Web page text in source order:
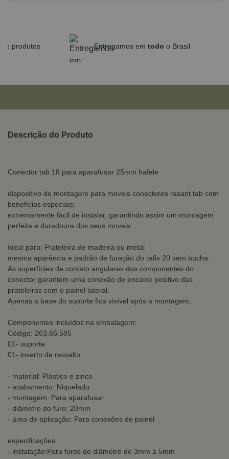
Parcele em até 10x sem juros no cartão
para compras acima de R$590,00
Descrição do Produto
Conector tab 18 para aparafusar 25mm hafele
dispositivo de montagem para moveis conectores rasant tab com
benefícios especiais;
extremamente fácil de instalar, garantindo assim um montagem
perfeita e duradoura dos seus moveis.
Ideal para: Prateleira de madeira ou metal
mesma aparência e padrão de furação do rafix 20 sem bucha.
As superfícies de contato angulares dos componentes do
conector garantem uma conexão de encaixe positivo das
prateleiras com o painel lateral.
Apenas a base do suporte fica visível após a montagem.
Componentes incluídos na embalagem:
Código: 263.66.585
01- suporte
01- inserto de ressalto
- material: Plástico e zinco
- acabamento: Niquelado
- montagem: Para aparafusar
- diâmetro do furo: 20mm
- área de aplicação: Para conexões de painel
especificações
- instalação:Para furos de diâmetro de 3mm à 5mm